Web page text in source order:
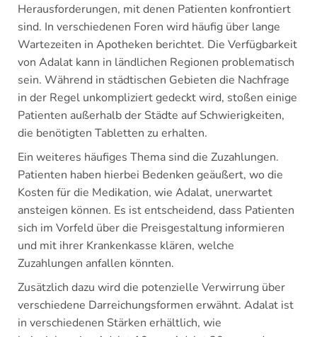
Herausforderungen, mit denen Patienten konfrontiert
sind. In verschiedenen Foren wird häufig über lange
Wartezeiten in Apotheken berichtet. Die Verfügbarkeit
von Adalat kann in ländlichen Regionen problematisch
sein. Während in städtischen Gebieten die Nachfrage
in der Regel unkompliziert gedeckt wird, stoßen einige
Patienten außerhalb der Städte auf Schwierigkeiten,
die benötigten Tabletten zu erhalten.
Ein weiteres häufiges Thema sind die Zuzahlungen.
Patienten haben hierbei Bedenken geäußert, wo die
Kosten für die Medikation, wie Adalat, unerwartet
ansteigen können. Es ist entscheidend, dass Patienten
sich im Vorfeld über die Preisgestaltung informieren
und mit ihrer Krankenkasse klären, welche
Zuzahlungen anfallen könnten.
Zusätzlich dazu wird die potenzielle Verwirrung über
verschiedene Darreichungsformen erwähnt. Adalat ist
in verschiedenen Stärken erhältlich, wie